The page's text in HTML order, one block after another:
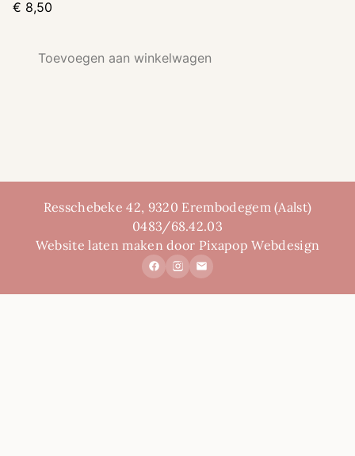
€ 8,50
Toevoegen aan winkelwagen
Resschebeke 42, 9320 Erembodegem (Aalst)
0483/68.42.03
Website laten maken door Pixapop Webdesign